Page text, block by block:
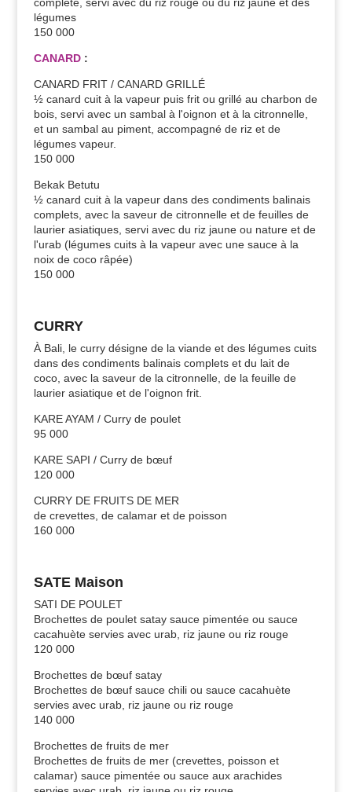
légumes
150 000
CANARD:
CANARD FRIT / CANARD GRILLÉ
½ canard cuit à la vapeur puis frit ou grillé au charbon de
bois, servi avec un sambal à l'oignon et à la citronnelle,
et un sambal au piment, accompagné de riz et de
légumes vapeur.
150 000
Bekak Betutu
½ canard cuit à la vapeur dans des condiments balinais
complets, avec la saveur de citronnelle et de feuilles de
laurier asiatiques, servi avec du riz jaune ou nature et de
l'urab (légumes cuits à la vapeur avec une sauce à la
noix de coco râpée)
150 000
CURRY
À Bali, le curry désigne de la viande et des légumes cuits
dans des condiments balinais complets et du lait de
coco, avec la saveur de la citronnelle, de la feuille de
laurier asiatique et de l'oignon frit.
KARE AYAM / Curry de poulet
95 000
KARE SAPI / Curry de bœuf
120 000
CURRY DE FRUITS DE MER
de crevettes, de calamar et de poisson
160 000
SATE Maison
SATI DE POULET
Brochettes de poulet satay sauce pimentée ou sauce
cacahuète servies avec urab, riz jaune ou riz rouge
120 000
Brochettes de bœuf satay
Brochettes de bœuf sauce chili ou sauce cacahuète
servies avec urab, riz jaune ou riz rouge
140 000
Brochettes de fruits de mer
Brochettes de fruits de mer (crevettes, poisson et
calamar) sauce pimentée ou sauce aux arachides